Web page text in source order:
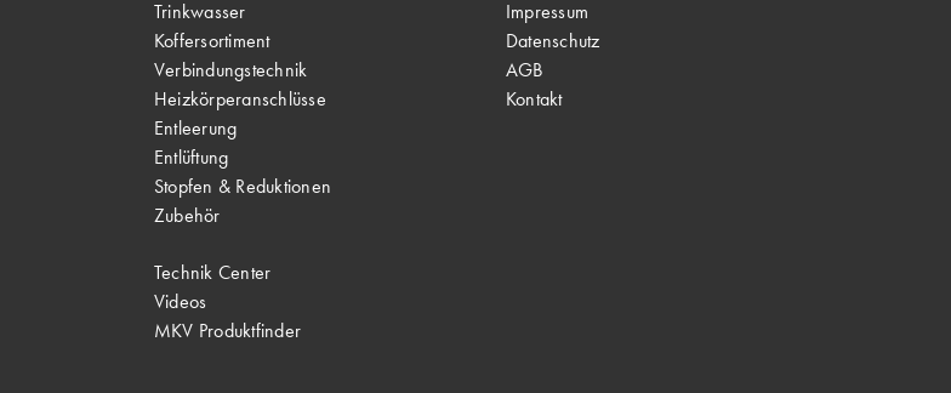
Trinkwasser
Koffersortiment
Verbindungstechnik
Heizkörperanschlüsse
Entleerung
Entlüftung
Stopfen & Reduktionen
Zubehör
Technik Center
Videos
MKV Produktfinder
Impressum
Datenschutz
AGB
Kontakt